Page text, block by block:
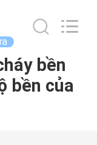
bền
bền của